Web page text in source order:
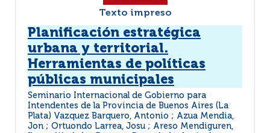
Texto impreso
Planificación estratégica
urbana y territorial.
Herramientas de políticas
públicas municipales
Seminario Internacional de Gobierno para
Intendentes de la Provincia de Buenos Aires (La
Plata) Vazquez Barquero, Antonio ; Azua Mendia,
Jon ; Ortuondo Larrea, Josu ; Areso Mendiguren,